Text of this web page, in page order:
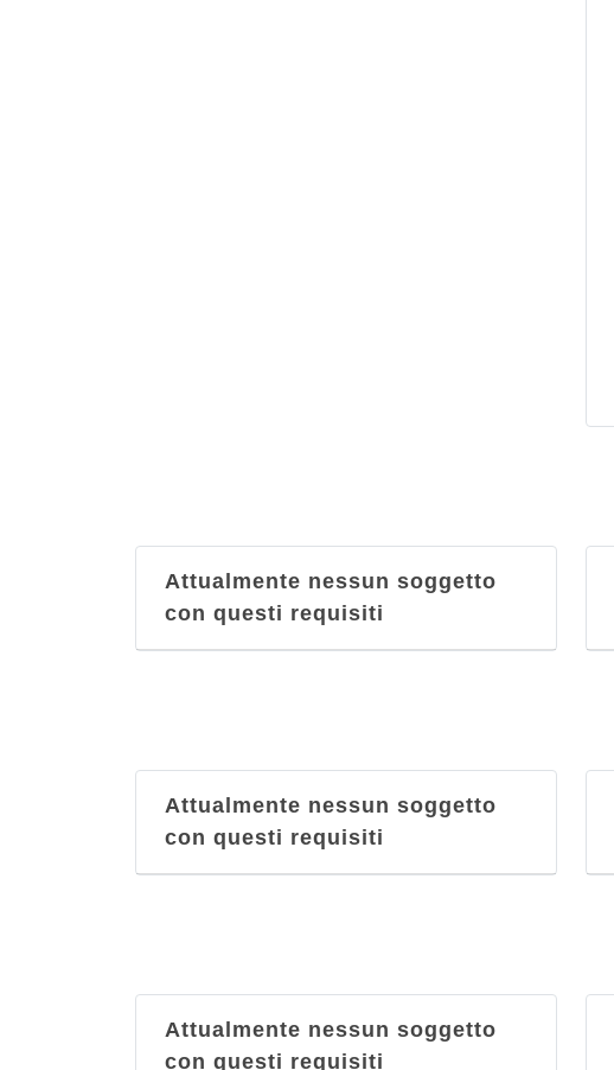
Attualmente nessun soggetto
con questi requisiti
Attualmente nessun soggetto
con questi requisiti
Attualmente nessun soggetto
con questi requisiti